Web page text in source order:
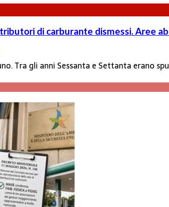
di carburante dismessi. Aree
Tra gli anni Sessanta e Settanta erano